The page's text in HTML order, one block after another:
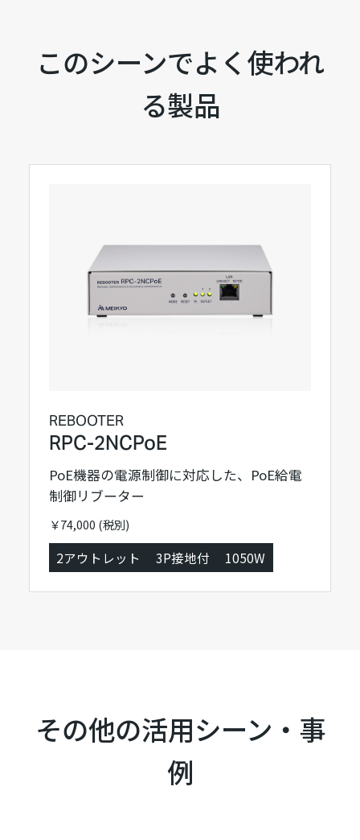
このシーンでよく使われ
る製品
REBOOTER
RPC-2NCPoE
PoE機器の電源制御に対応した、PoE給電
制御リブーター
￥74,000 (税別)
2アウトレット 3P接地付 1050W
その他の活用シーン・事
例